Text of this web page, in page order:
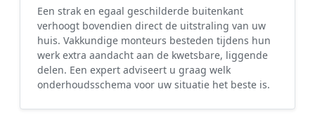
Een strak en egaal geschilderde buitenkant
verhoogt bovendien direct de uitstraling van uw
huis. Vakkundige monteurs besteden tijdens hun
werk extra aandacht aan de kwetsbare, liggende
delen. Een expert adviseert u graag welk
onderhoudsschema voor uw situatie het beste is.